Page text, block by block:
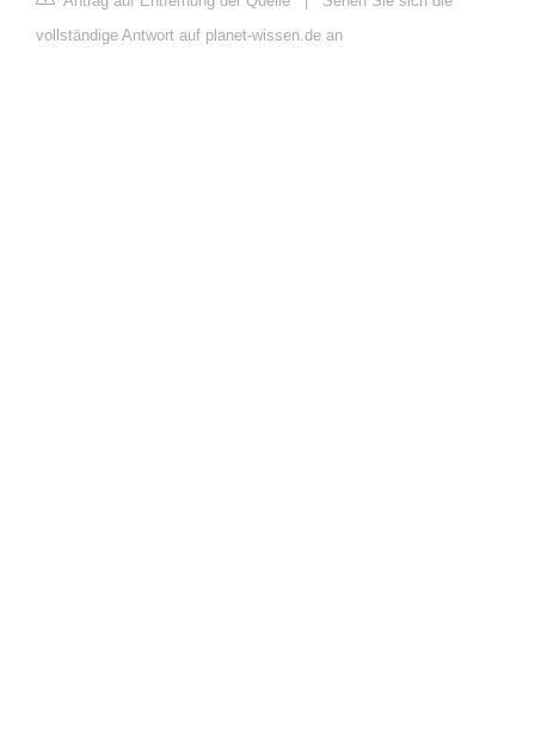
vollständige Antwort auf planet-wissen.de an